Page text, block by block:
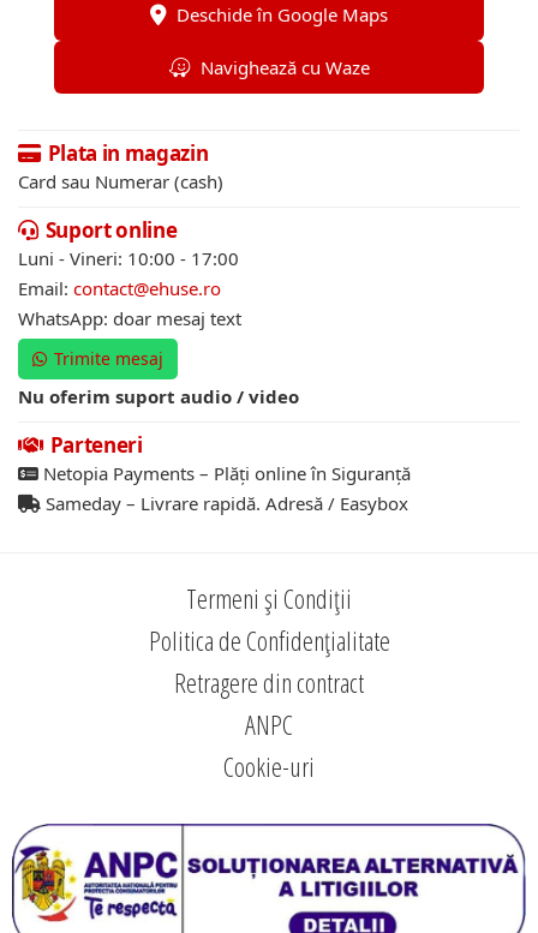
Deschide în Google Maps
Navighează cu Waze
Plata in magazin
Card sau Numerar (cash)
Suport online
Luni - Vineri: 10:00 - 17:00
Email: contact@ehuse.ro
WhatsApp: doar mesaj text
Trimite mesaj
Nu oferim suport audio / video
Parteneri
Netopia Payments – Plăți online în Siguranță
Sameday – Livrare rapidă. Adresă / Easybox
Termeni și Condiții
Politica de Confidențialitate
Retragere din contract
ANPC
Cookie-uri